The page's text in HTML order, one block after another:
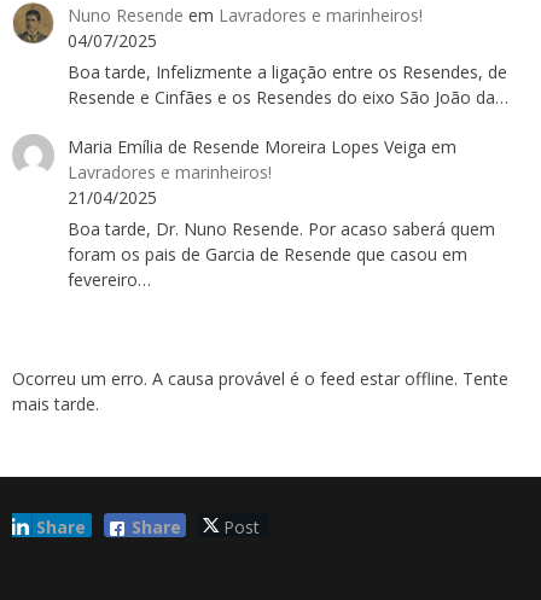
Nuno Resende em Lavradores e marinheiros!
04/07/2025
Boa tarde, Infelizmente a ligação entre os Resendes, de
Resende e Cinfães e os Resendes do eixo São João da…
Maria Emília de Resende Moreira Lopes Veiga em
Lavradores e marinheiros!
21/04/2025
Boa tarde, Dr. Nuno Resende. Por acaso saberá quem
foram os pais de Garcia de Resende que casou em
fevereiro…
Ocorreu um erro. A causa provável é o feed estar offline. Tente
mais tarde.
Share Post
Share